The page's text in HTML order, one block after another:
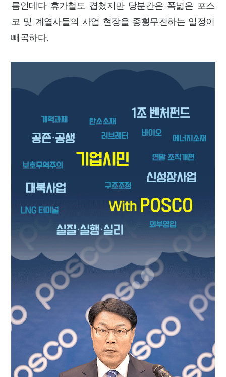
름인데다 휴가철도 겹쳤지만 당분간은 폭넓은 포스
코 및 계열사들의 사업 현장을 종횡무진하는 일정이
빼곡하다.